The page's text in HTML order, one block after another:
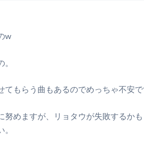
w
てもらう曲もあるのでめっちゃ不安で
努めますが、リョタウが失敗するか